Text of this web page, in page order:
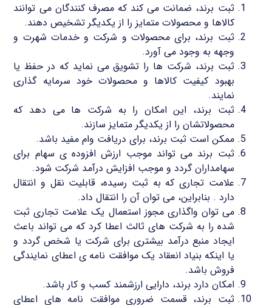
ثبت برند، ضمانت می کند که مصرف کنندگان می توانند
کالاها و محصولات متمایز را از یکدیگر تشخیص دهند.
ثبت برند، برای محصولات و شرکت و خدمات شهرت و
وجهه به وجود می آورد.
ثبت برند، شرکت ها را تشویق می نماید که در حفظ یا
بهبود کیفیت کالاها و محصولات خود سرمایه گذاری
نمایند.
ثبت برند، این امکان را به شرکت ها می دهد که
محصولاتشان را از یکدیگر متمایز سازند.
ممکن است ثبت برند، برای دریافت وام مفید باشد.
ثبت برند می تواند موجب ارزش افزوده ی سهام برای
سهامداران گردد و موجب افزایش درآمد شرکت شود.
علامت تجاری که به ثبت رسیده، قابلیت نقل و انتقال
دارد . بنابراین، می توان آن را انتقال داد.
می توان واگذاری مجوز استعمال یک علامت تجاری ثبت
شده را به شرکت های ثالث اعطا کرد که می تواند باعث
ایجاد منبع درآمد بیشتری برای شرکت یا شخص گردد و
یا اینکه بنیاد انعقاد یک موافقت نامه ی اعطای نمایندگی
فروش باشد.
امکان دارد برند، دارایی ارزشمند کسب و کار باشد.
ثبت برند، قسمت ضروری موافقت نامه های اعطای